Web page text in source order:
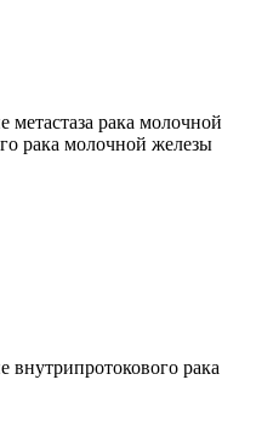
метастаза рака молочной
рака молочной железы
внутрипротокового рака